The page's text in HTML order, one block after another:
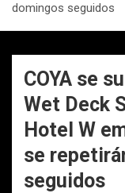
domingos seguidos
COYA se
Wet Deck
Hotel W
se
seguidos